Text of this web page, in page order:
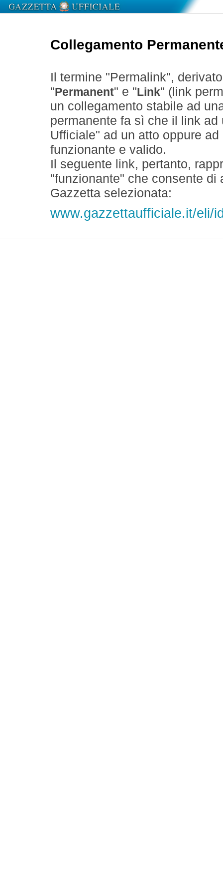
Collegamento
Il termine "Permalink",
" Permanent" e " Link" (link
un collegamento stabile ad
permanente fa sì che il link
Ufficiale" ad un atto oppure
funzionante e valido.
Il seguente link, pertanto,
"funzionante" che consente
Gazzetta selezionata:
www.gazzettaufficiale.it/eli/